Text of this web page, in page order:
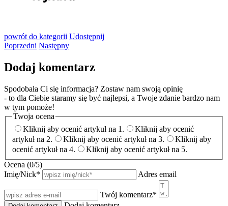
powrót do kategorii Udostępnij
Poprzedni Następny
Dodaj komentarz
Spodobała Ci się informacja? Zostaw nam swoją opinię
- to dla Ciebie staramy się być najlepsi, a Twoje zdanie bardzo nam
w tym pomoże!
Twoja ocena
Kliknij aby ocenić artykuł na 1.
Kliknij aby ocenić
artykuł na 2.
Kliknij aby ocenić artykuł na 3.
Kliknij aby
ocenić artykuł na 4.
Kliknij aby ocenić artykuł na 5.
Ocena (0/5)
Imię/Nick* Adres email
Twój komentarz*